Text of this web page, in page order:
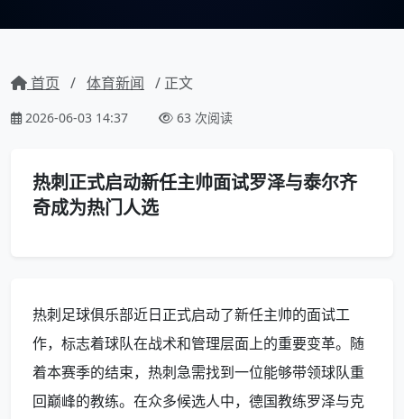
首页 / 体育新闻 / 正文
2026-06-03 14:37 63 次阅读
热刺正式启动新任主帅面试罗泽与泰尔齐
奇成为热门人选
热刺足球俱乐部近日正式启动了新任主帅的面试工
作，标志着球队在战术和管理层面上的重要变革。随
着本赛季的结束，热刺急需找到一位能够带领球队重
回巅峰的教练。在众多候选人中，德国教练罗泽与克